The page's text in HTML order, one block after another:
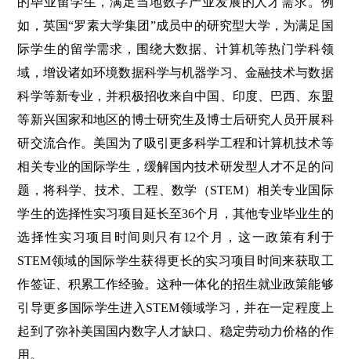
如，英国“罗素大学集团”成员中的研究型大学，为满足国
际学生的留学需求，围绕大数据、计算机等热门学科领
域，增设诸如环境数据科学与机器学习、金融技术与数据
科学等新专业，并积极招收来自中国、印度、巴西、东盟
等新兴国家和地区的博士研究生及博士后研究人员开展科
研交流合作。美国为了吸引更多科学工程和计算机技术等
相关专业的国际学生，缓解国内技术研发型人才不足的问
题，将科学、技术、工程、数学（STEM）相关专业国际
学生的选择性实习项目延长至36个月，其他专业毕业生的
选择性实习项目时间则只有12个月，这一政策有利于
STEM领域的国际学生获得更长的实习项目时间来获取工
作签证、积累工作经验。这种一体化的招生就业政策能够
引导更多国际学生进入STEM领域学习，并在一定程度上
起到了弥补美国国内数字人才缺口、稳定劳动力价格的作
用。